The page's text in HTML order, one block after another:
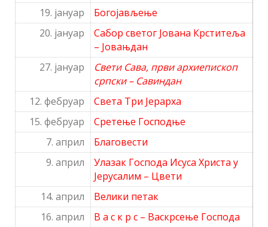
19. јануар
Богојављење
20. јануар
Сабор светог Јована Крститеља
– Јовањдан
27. јануар
Свети Сава, први архиепископ
српски – Савиндан
12. фебруар
Света Три Јерарха
15. фебруар
Сретење Господње
7. април
Благовести
9. април
Улазак Господа Исуса Христа у
Јерусалим – Цвети
14. април
Велики петак
16. април
В а с к р с – Васкрсење Господа